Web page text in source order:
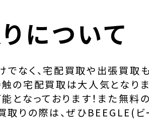
について
なく、宅配買取や出張買取
の宅配買取は大人気となり
となっております！また無料
取りの際は、ぜひBEEGLE(